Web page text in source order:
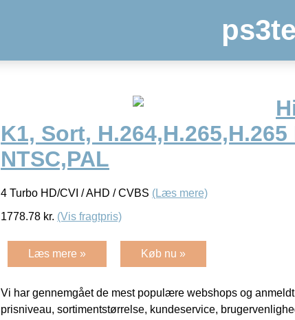
K1, Sort,
NTSC,PAL
4 Turbo HD/CVI / AHD / CVBS (Læs mere)
1778.78 kr. (Vis fragtpris)
Læs mere » Køb nu »
Vi har gennemgået de mest populære webshops og
prisniveau, sortimentstørrelse, kundeservice,